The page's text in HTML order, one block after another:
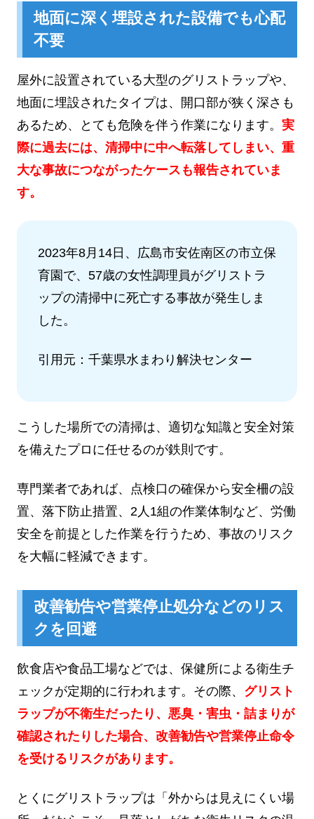
地面に深く埋設された設備でも心配
不要
屋外に設置されている大型のグリストラップや、
地面に埋設されたタイプは、開口部が狭く深さも
あるため、とても危険を伴う作業になります。 実
際に過去には、清掃中に中へ転落してしまい、重
大な事故につながったケースも報告されていま
す。
2023年8月14日、広島市安佐南区の市立保
育園で、57歳の女性調理員がグリストラ
ップの清掃中に死亡する事故が発生しま
した。
引用元：千葉県水まわり解決センター
こうした場所での清掃は、適切な知識と安全対策
を備えたプロに任せるのが鉄則です。
専門業者であれば、点検口の確保から安全柵の設
置、落下防止措置、2人1組の作業体制など、労働
安全を前提とした作業を行うため、事故のリスク
を大幅に軽減できます。
改善勧告や営業停止処分などのリス
クを回避
飲食店や食品工場などでは、保健所による衛生チ
ェックが定期的に行われます。その際、 グリスト
ラップが不衛生だったり、悪臭・害虫・詰まりが
確認されたりした場合、改善勧告や営業停止命令
を受けるリスクがあります。
とくにグリストラップは「外からは見えにくい場